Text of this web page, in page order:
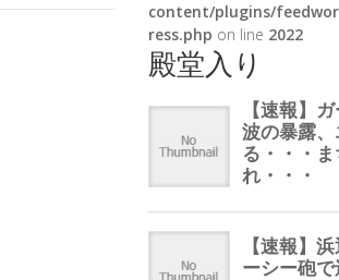
content/plugins/
ress.php on line 2022
殿堂入り